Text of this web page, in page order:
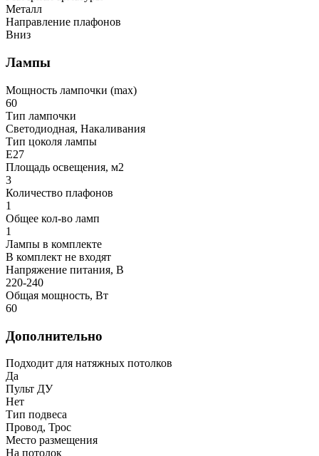
Металл
Направление плафонов
Вниз
Лампы
Мощность лампочки (max)
60
Тип лампочки
Светодиодная, Накаливания
Тип цоколя лампы
E27
Площадь освещения, м2
3
Количество плафонов
1
Общее кол-во ламп
1
Лампы в комплекте
В комплект не входят
Напряжение питания, В
220-240
Общая мощность, Вт
60
Дополнительно
Подходит для натяжных потолков
Да
Пульт ДУ
Нет
Тип подвеса
Провод, Трос
Место размещения
На потолок